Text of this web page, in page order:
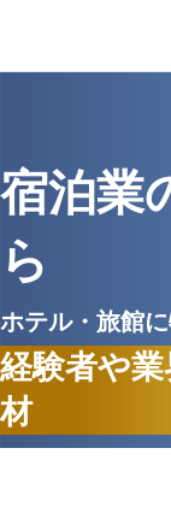
宿泊業
ら
ホテル・旅館
経験者や
材